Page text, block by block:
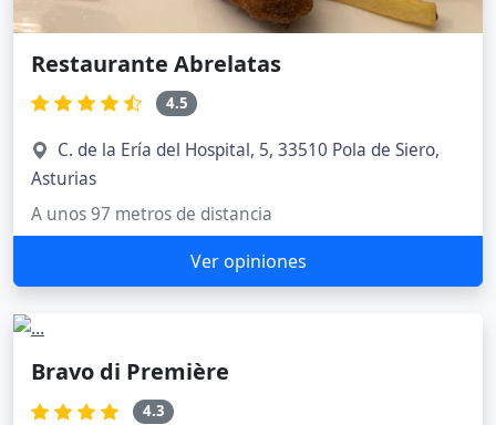
Restaurante Abrelatas
4.5
C. de la Ería del Hospital, 5, 33510 Pola de Siero,
Asturias
A unos 97 metros de distancia
Ver opiniones
Bravo di Première
4.3